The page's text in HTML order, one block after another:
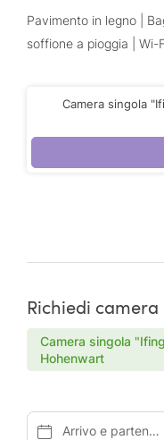
Pavimento in legno |
soffione a pioggia |
Camera singola
Richiedi camera
Camera singola
Hohenwart
Arrivo e partenza*